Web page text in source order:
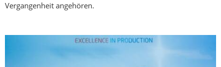
Vergangenheit angehören.